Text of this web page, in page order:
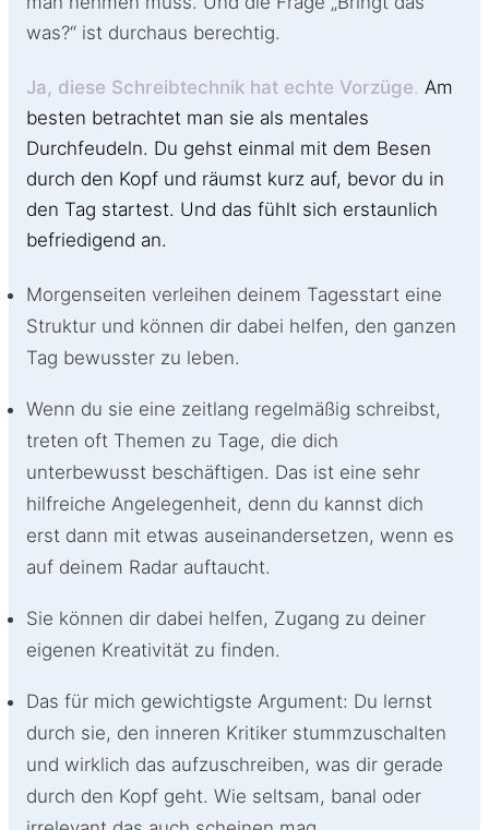
was?“ ist durchaus berechtig.
Ja, diese Schreibtechnik hat echte Vorzüge. Am
besten betrachtet man sie als mentales
Durchfeudeln. Du gehst einmal mit dem Besen
durch den Kopf und räumst kurz auf, bevor du in
den Tag startest. Und das fühlt sich erstaunlich
befriedigend an.
Morgenseiten verleihen deinem Tagesstart eine
Struktur und können dir dabei helfen, den ganzen
Tag bewusster zu leben.
Wenn du sie eine zeitlang regelmäßig schreibst,
treten oft Themen zu Tage, die dich
unterbewusst beschäftigen. Das ist eine sehr
hilfreiche Angelegenheit, denn du kannst dich
erst dann mit etwas auseinandersetzen, wenn es
auf deinem Radar auftaucht.
Sie können dir dabei helfen, Zugang zu deiner
eigenen Kreativität zu finden.
Das für mich gewichtigste Argument: Du lernst
durch sie, den inneren Kritiker stummzuschalten
und wirklich das aufzuschreiben, was dir gerade
durch den Kopf geht. Wie seltsam, banal oder